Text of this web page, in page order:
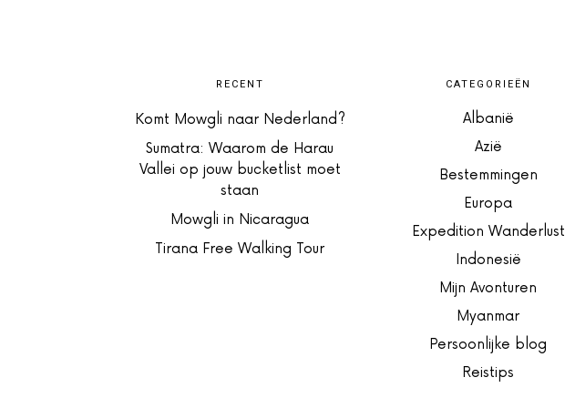
RECENT
Komt Mowgli naar Nederland?
Sumatra: Waarom de Harau
Vallei op jouw bucketlist moet
staan
Mowgli in Nicaragua
Tirana Free Walking Tour
CATEGORIEËN
Albanië
Azië
Bestemmingen
Europa
Expedition Wanderlust
Indonesië
Mijn Avonturen
Myanmar
Persoonlijke blog
Reistips